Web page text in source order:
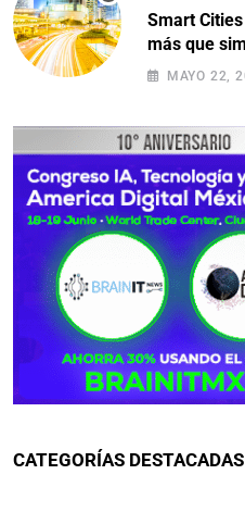
Smart
más que
MAYO 22,
CATEGORÍAS DESTACADAS